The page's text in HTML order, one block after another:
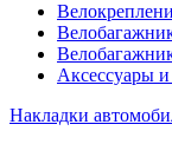
Аксессуары
Накладки